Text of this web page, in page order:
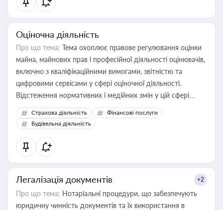
Оціночна діяльність
Про що тема: Тема охоплює правове регулювання оцінки
майна, майнових прав і професійної діяльності оцінювачів,
включно з кваліфікаційними вимогами, звітністю та
цифровими сервісами у сфері оціночної діяльності.
Відстеження нормативних і медійних змін у цій сфері
корисне для власника бізнесу, керівника, юриста або
бухгалтера під час оподаткування, приватизації, оренди
державного майна, корпоративних угод і перевірки
статусу суб'єктів оціночної діяльності
Страхова діяльність
Фінансові послуги
Будівельна діяльність
Легалізація документів +2
Про що тема: Нотаріальні процедури, що забезпечують
юридичну чинність документів та їх використання в